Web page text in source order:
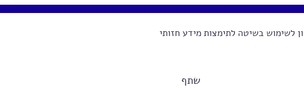
בשיטה לתימצות מידע חזותי
שתף